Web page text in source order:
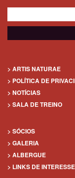
> ARTIS NATURAE
> POLÍTICA DE
> NOTÍCIAS
> SALA DE TREINO
> SÓCIOS
> GALERIA
> ALBERGUE
> LINKS DE INTERESSE